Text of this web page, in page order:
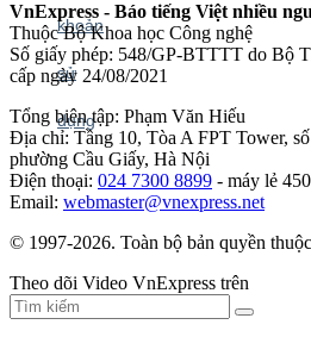
VnExpress - Báo tiếng Việt nhiều
Thuộc Bộ Khoa học Công nghệ
Số giấy phép: 548/GP-BTTTT do Bộ
cấp ngày 24/08/2021
Tổng biên tập: Phạm Văn Hiếu
Địa chỉ: Tầng 10, Tòa A FPT Tower,
phường Cầu Giấy, Hà Nội
Điện thoại: 024 7300 8899 - máy lẻ
Email: webmaster@vnexpress.net
© 1997-2026. Toàn bộ bản quyền
Theo dõi Video VnExpress trên